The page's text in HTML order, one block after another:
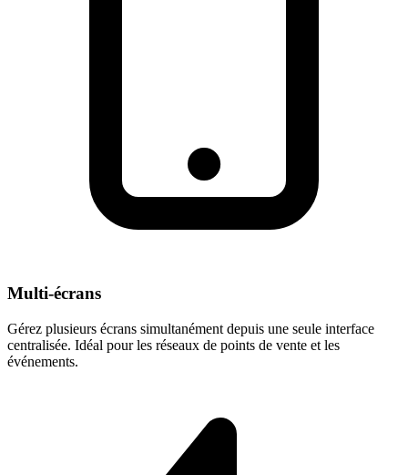
Multi-écrans
Gérez plusieurs écrans simultanément depuis une seule interface
centralisée. Idéal pour les réseaux de points de vente et les
événements.